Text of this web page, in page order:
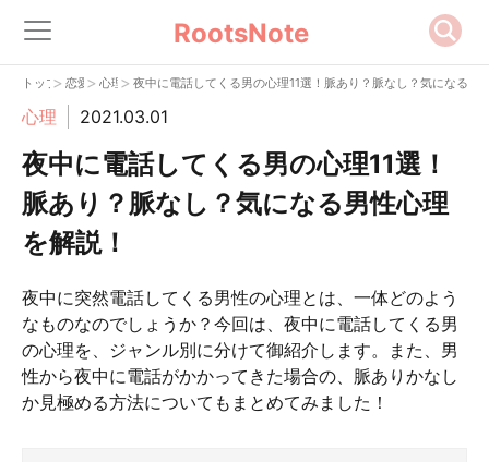
RootsNote
トップ> 恋愛> 心理> 夜中に電話してくる男の心理11選！脈あり？脈なし？気になる男
心理 2021.03.01
夜中に電話してくる男の心理11選！
脈あり？脈なし？気になる男性心理
を解説！
夜中に突然電話してくる男性の心理とは、一体どのよう
なものなのでしょうか？今回は、夜中に電話してくる男
の心理を、ジャンル別に分けて御紹介します。また、男
性から夜中に電話がかかってきた場合の、脈ありかなし
か見極める方法についてもまとめてみました！